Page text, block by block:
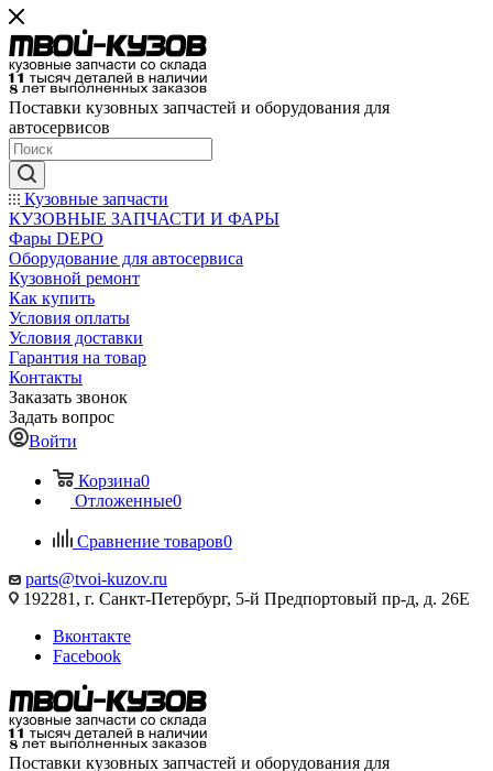
Поставки кузовных запчастей и оборудования для
автосервисов
Кузовные запчасти
КУЗОВНЫЕ ЗАПЧАСТИ И ФАРЫ
Фары DEPO
Оборудование для автосервиса
Кузовной ремонт
Как купить
Условия оплаты
Условия доставки
Гарантия на товар
Контакты
Заказать звонок
Задать вопрос
Войти
Корзина0
Отложенные0
Сравнение товаров0
parts@tvoi-kuzov.ru
192281, г. Санкт-Петербург, 5-й Предпортовый пр-д, д. 26Е
Вконтакте
Facebook
Поставки кузовных запчастей и оборудования для